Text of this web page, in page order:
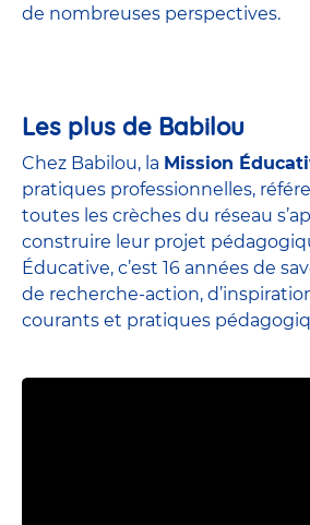
de nombreuses perspectives.
Les plus de Babilou
Chez Babilou, la Mission
pratiques professionnelles,
toutes les crèches du réseau
construire leur projet
Éducative, c’est 16 années de
de recherche-action,
courants et pratiques